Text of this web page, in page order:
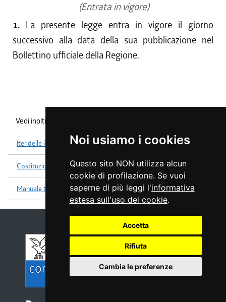
Noi usiamo i cookies
Questo sito NON utilizza alcun
cookie di profilazione. Se vuoi
saperne di più leggi l'informativa
estesa sull'uso dei cookie.
Accetta
Rifiuta
Cambia le preferenze
(Entrata in vigore)
1. La presente legge entra in vigore il giorno
successivo alla data della sua pubblicazione nel
Bollettino ufficiale della Regione.
Vedi inoltre
Iter delle leggi
Costituzione
Manuale tecniche legislative